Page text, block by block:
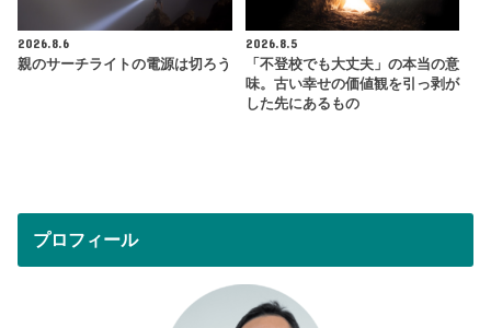
2026.8.6
親のサーチライトの電源は切ろう
2026.8.5
「不登校でも大丈夫」の本当の意
味。古い幸せの価値観を引っ剥が
した先にあるもの
プロフィール